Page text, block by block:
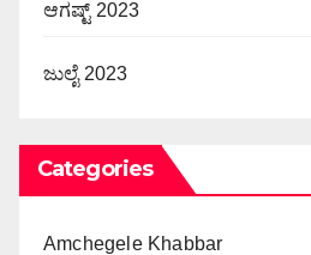
ಆಗಷ್ಟ್ 2023
ಜುಲೈ 2023
Categories
Amchegele Khabbar